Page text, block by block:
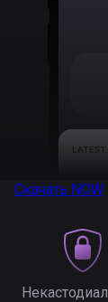
Скачать NOW